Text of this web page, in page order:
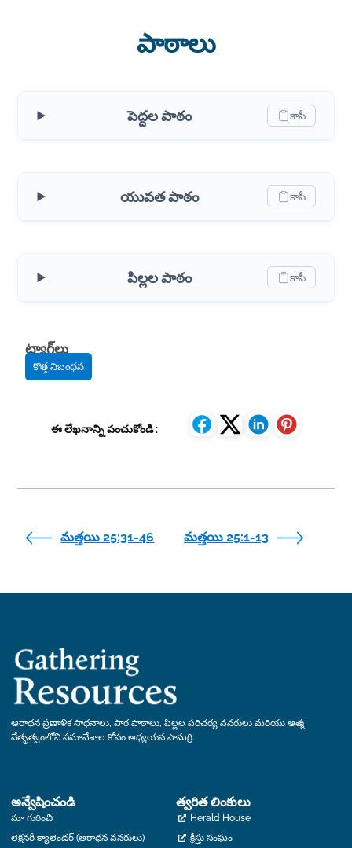
పాఠాలు
పెద్దల పాఠం కాపీ
యువత పాఠం కాపీ
పిల్లల పాఠం కాపీ
ట్యాగ్‌లు
కొత్త నిబంధన
ఈ లేఖనాన్ని పంచుకోండి :
మత్తయి 25:31-46 మత్తయి 25:1-13
ఆరాధన ప్రణాళిక సాధనాలు, పాఠ పాఠాలు, పిల్లల పరిచర్య వనరులు మరియు ఆత్మ
నేతృత్వంలోని సమావేశాల కోసం అధ్యయన సామగ్రి.
అన్వేషించండి
మా గురించి
లెక్షనరీ క్యాలెండర్ (ఆరాధన వనరులు)
త్వరిత లింకులు
Herald House
క్రీస్తు సంఘం